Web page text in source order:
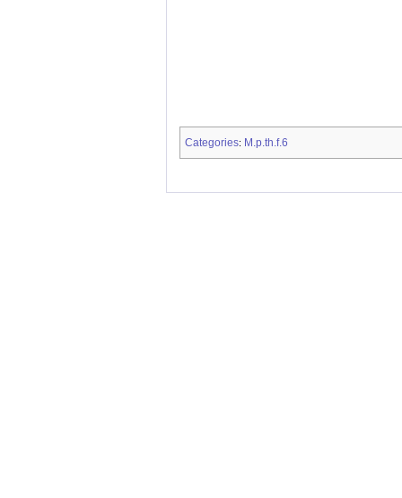
Categories: M.p.th.f.6